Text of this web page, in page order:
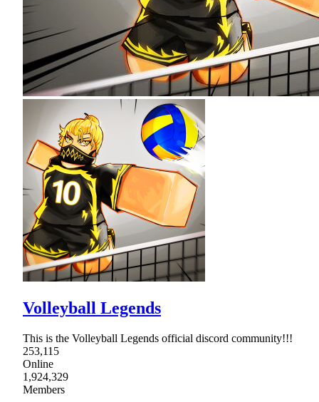
Volleyball Legends
This is the Volleyball Legends official discord community!!!
253,115
Online
1,924,329
Members